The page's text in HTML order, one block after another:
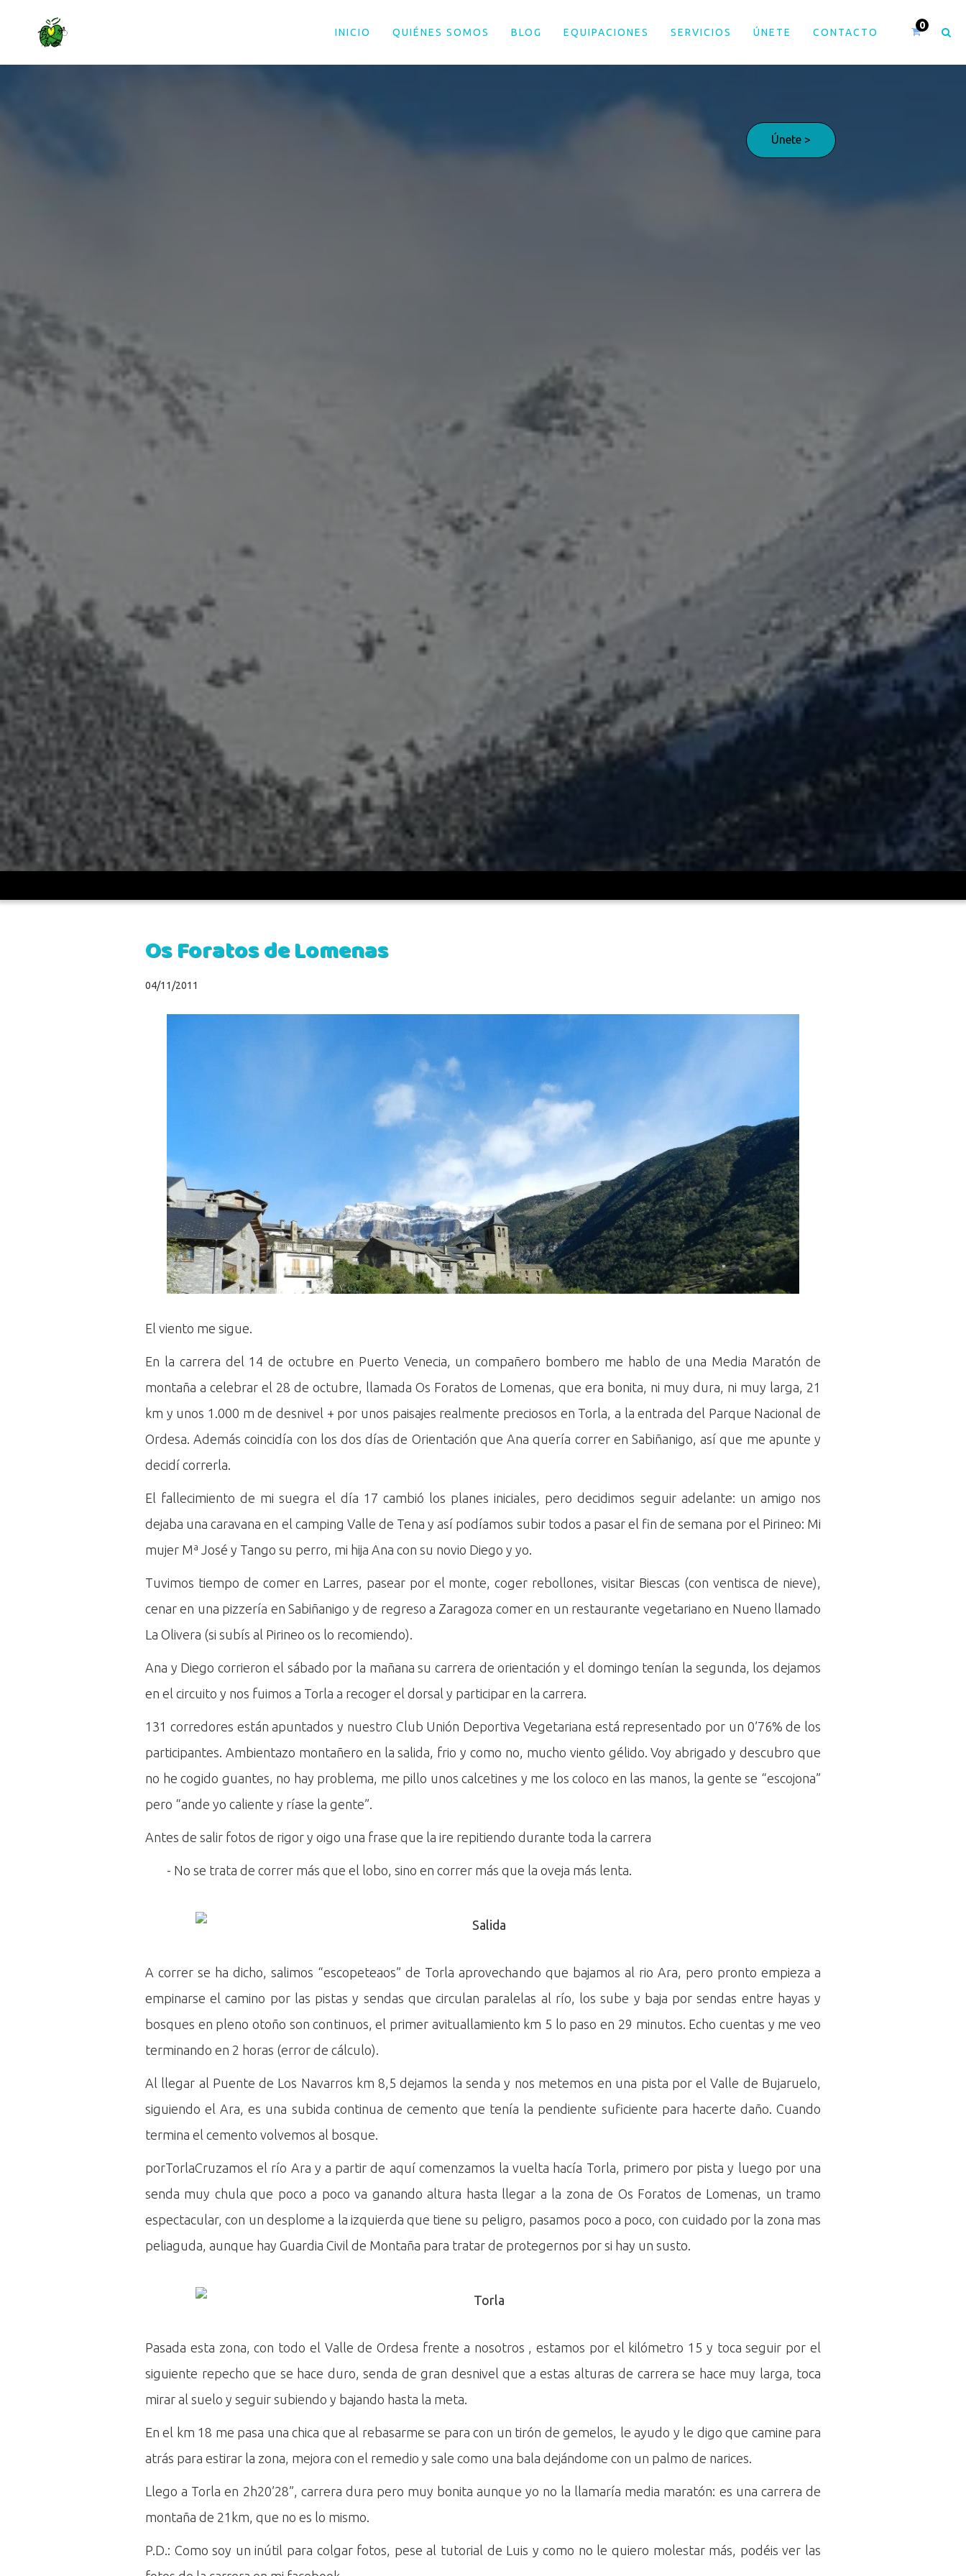
INICIO QUIÉNES SOMOS BLOG EQUIPACIONES SERVICIOS ÚNETE CONTACTO
Únete >
Os Foratos de Lomenas
04/11/2011
El viento me sigue.
En la carrera del 14 de octubre en Puerto Venecia, un compañero bombero me hablo de una Media Maratón de
montaña a celebrar el 28 de octubre, llamada Os Foratos de Lomenas, que era bonita, ni muy dura, ni muy larga, 21
km y unos 1.000 m de desnivel + por unos paisajes realmente preciosos en Torla, a la entrada del Parque Nacional de
Ordesa. Además coincidía con los dos días de Orientación que Ana quería correr en Sabiñanigo, así que me apunte y
decidí correrla.
El fallecimiento de mi suegra el día 17 cambió los planes iniciales, pero decidimos seguir adelante: un amigo nos
dejaba una caravana en el camping Valle de Tena y así podíamos subir todos a pasar el fin de semana por el Pirineo: Mi
mujer Mª José y Tango su perro, mi hija Ana con su novio Diego y yo.
Tuvimos tiempo de comer en Larres, pasear por el monte, coger rebollones, visitar Biescas (con ventisca de nieve),
cenar en una pizzería en Sabiñanigo y de regreso a Zaragoza comer en un restaurante vegetariano en Nueno llamado
La Olivera (si subís al Pirineo os lo recomiendo).
Ana y Diego corrieron el sábado por la mañana su carrera de orientación y el domingo tenían la segunda, los dejamos
en el circuito y nos fuimos a Torla a recoger el dorsal y participar en la carrera.
131 corredores están apuntados y nuestro Club Unión Deportiva Vegetariana está representado por un 0’76% de los
participantes. Ambientazo montañero en la salida, frio y como no, mucho viento gélido. Voy abrigado y descubro que
no he cogido guantes, no hay problema, me pillo unos calcetines y me los coloco en las manos, la gente se “escojona”
pero “ande yo caliente y ríase la gente”.
Antes de salir fotos de rigor y oigo una frase que la ire repitiendo durante toda la carrera
- No se trata de correr más que el lobo, sino en correr más que la oveja más lenta.
A correr se ha dicho, salimos “escopeteaos” de Torla aprovechando que bajamos al rio Ara, pero pronto empieza a
empinarse el camino por las pistas y sendas que circulan paralelas al río, los sube y baja por sendas entre hayas y
bosques en pleno otoño son continuos, el primer avituallamiento km 5 lo paso en 29 minutos. Echo cuentas y me veo
terminando en 2 horas (error de cálculo).
Al llegar al Puente de Los Navarros km 8,5 dejamos la senda y nos metemos en una pista por el Valle de Bujaruelo,
siguiendo el Ara, es una subida continua de cemento que tenía la pendiente suficiente para hacerte daño. Cuando
termina el cemento volvemos al bosque.
porTorlaCruzamos el río Ara y a partir de aquí comenzamos la vuelta hacía Torla, primero por pista y luego por una
senda muy chula que poco a poco va ganando altura hasta llegar a la zona de Os Foratos de Lomenas, un tramo
espectacular, con un desplome a la izquierda que tiene su peligro, pasamos poco a poco, con cuidado por la zona mas
peliaguda, aunque hay Guardia Civil de Montaña para tratar de protegernos por si hay un susto.
Pasada esta zona, con todo el Valle de Ordesa frente a nosotros , estamos por el kilómetro 15 y toca seguir por el
siguiente repecho que se hace duro, senda de gran desnivel que a estas alturas de carrera se hace muy larga, toca
mirar al suelo y seguir subiendo y bajando hasta la meta.
En el km 18 me pasa una chica que al rebasarme se para con un tirón de gemelos, le ayudo y le digo que camine para
atrás para estirar la zona, mejora con el remedio y sale como una bala dejándome con un palmo de narices.
Llego a Torla en 2h20’28”, carrera dura pero muy bonita aunque yo no la llamaría media maratón: es una carrera de
montaña de 21km, que no es lo mismo.
P.D.: Como soy un inútil para colgar fotos, pese al tutorial de Luis y como no le quiero molestar más, podéis ver las